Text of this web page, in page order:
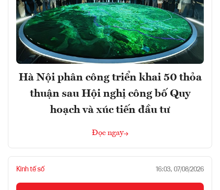
Hà Nội phân công triển khai 50 thỏa
thuận sau Hội nghị công bố Quy
hoạch và xúc tiến đầu tư
Đọc ngay
Kinh tế số 16:03, 07/08/2026